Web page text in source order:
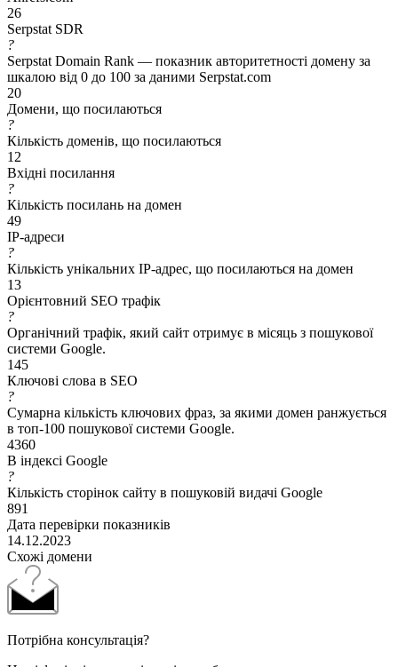
26
Serpstat SDR
?
Serpstat Domain Rank — показник авторитетності домену за
шкалою від 0 до 100 за даними Serpstat.com
20
Домени, що посилаються
?
Кількість доменів, що посилаються
12
Вхідні посилання
?
Кількість посилань на домен
49
IP-адреси
?
Кількість унікальних IP-адрес, що посилаються на домен
13
Орієнтовний SEO трафік
?
Органічний трафік, який сайт отримує в місяць з пошукової
системи Google.
145
Ключові слова в SEO
?
Сумарна кількість ключових фраз, за якими домен ранжується
в топ-100 пошукової системи Google.
4360
В індексі Google
?
Кількість сторінок сайту в пошуковій видачі Google
891
Дата перевірки показників
14.12.2023
Схожі домени
Потрібна консультація?